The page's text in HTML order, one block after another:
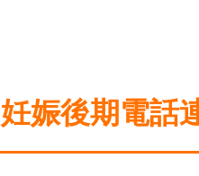
妊娠後期電話